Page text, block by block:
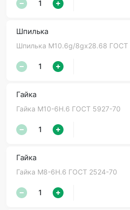
Шпилька
Шпилька М10.6g/8gх28.68 ГОСТ
Гайка
Гайка М10-6Н.6 ГОСТ 5927-70
Гайка
Гайка М8-6Н.6 ГОСТ 2524-70